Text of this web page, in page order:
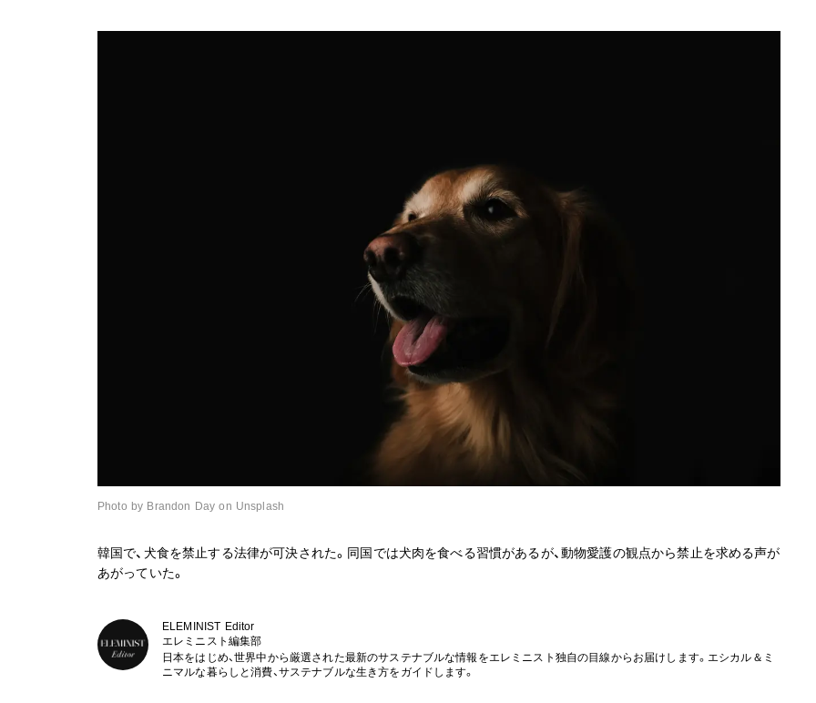
Photo by Brandon Day on Unsplash
韓国で、犬食を禁止する法律が可決された。同国では犬肉を食べる習慣があるが、動物愛護の観点から禁止を求める声が
あがっていた。
ELEMINIST Editor
エレミニスト編集部
日本をはじめ、世界中から厳選された最新のサステナブルな情報をエレミニスト独自の目線からお届けします。エシカル＆ミ
ニマルな暮らしと消費、サステナブルな生き方をガイドします。